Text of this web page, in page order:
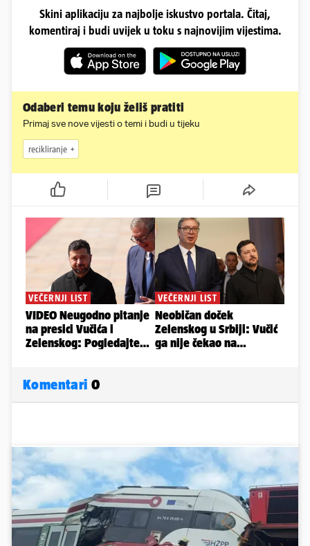
Skini aplikaciju za najbolje iskustvo portala. Čitaj,
komentiraj i budi uvijek u toku s najnovijim vijestima.
Odaberi temu koju želiš pratiti
Primaj sve nove vijesti o temi i budi u tijeku
recikliranje
Komentari 0